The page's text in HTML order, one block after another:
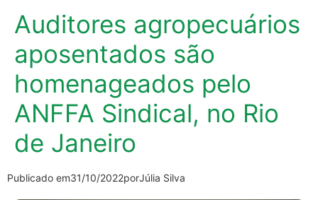
Auditores agropecuários
aposentados são
homenageados pelo
ANFFA Sindical, no Rio
de Janeiro
Publicado em31/10/2022porJúlia Silva